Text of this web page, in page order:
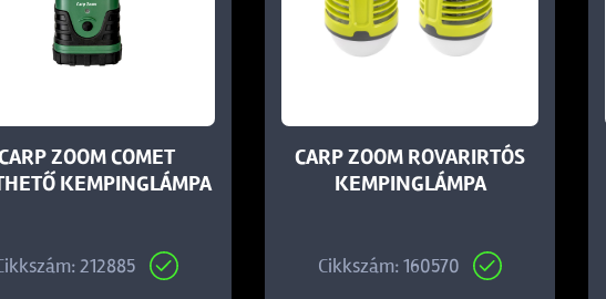
ZOOM COMET
KEMPINGLÁMPA
212885
CARP ZOOM ROVARIRTÓS
KEMPINGLÁMPA
Cikkszám: 160570